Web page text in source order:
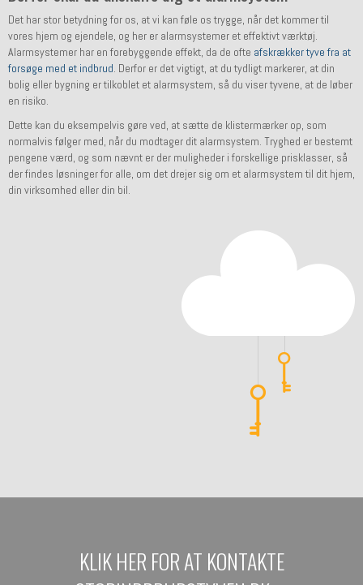
Det har stor betydning for os, at vi kan føle os trygge, når det kommer til
vores hjem og ejendele, og her er alarmsystemer et effektivt værktøj.
Alarmsystemer har en forebyggende effekt, da de ofte afskrækker tyve fra at
forsøge med et indbrud. Derfor er det vigtigt, at du tydligt markerer, at din
bolig eller bygning er tilkoblet et alarmsystem, så du viser tyvene, at de løber
en risiko.
Dette kan du eksempelvis gøre ved, at sætte de klistermærker op, som
normalvis følger med, når du modtager dit alarmsystem. Tryghed er bestemt
pengene værd, og som nævnt er der muligheder i forskellige prisklasser, så
der findes løsninger for alle, om det drejer sig om et alarmsystem til dit hjem,
din virksomhed eller din bil.
KLIK HER FOR AT KONTAKTE